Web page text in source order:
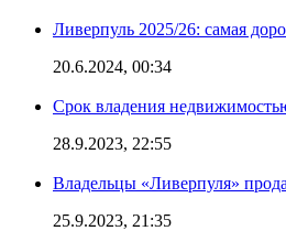
Ливерпуль 2025/26: самая
20.6.2024, 00:34
Срок владения
28.9.2023, 22:55
Владельцы «Ливерпуля»
25.9.2023, 21:35